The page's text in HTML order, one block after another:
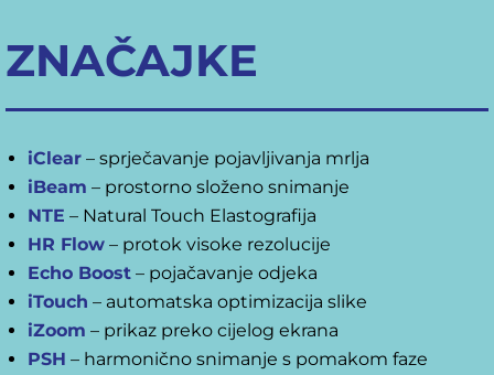
ZNAČAJKE
iClear – sprječavanje pojavljivanja mrlja
iBeam – prostorno složeno snimanje
NTE – Natural Touch Elastografija
HR Flow – protok visoke rezolucije
Echo Boost – pojačavanje odjeka
iTouch – automatska optimizacija slike
iZoom – prikaz preko cijelog ekrana
PSH – harmonično snimanje s pomakom faze